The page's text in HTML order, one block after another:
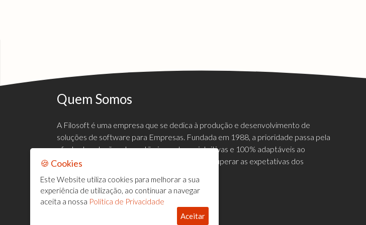
Quem Somos
A Filosoft é uma empresa que se dedica à produção e desenvolvimento de
soluções de software para Empresas. Fundada em 1988, a prioridade passa pela
oferta de soluções de gestão inovadoras, intuitivas e 100% adaptáveis ao
mercado empresarial, de forma a satisfazer e superar as expetativas dos
🍪 Cookies
Este Website utiliza cookies para melhorar a sua
experiência de utilização, ao continuar a navegar
aceita a nossa Política de Privacidade
Aceitar